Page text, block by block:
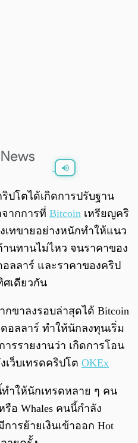
0:00/
ปโตได้เกิดการปรับฐาน
ากการที่ Bitcoin เหรียญคริ
ทขายอย่างหนักทำให้แนว
านทานไม่ไหว จนราคาของ
ลลาร์ และราคาของคริป
เดียวกัน
ขาลงรอบล่าสุดได้ Bitcoin
อลลาร์ ทำให้นักลงทุนเริ่ม
รรายงานว่า เกิดการโอน
ว็บเทรดคริปโต OKEx
ำให้นักเทรดหลาย ๆ คน
อ Whales คนนี้กำลัง
ารย้ายเงินเข้าออก Hot